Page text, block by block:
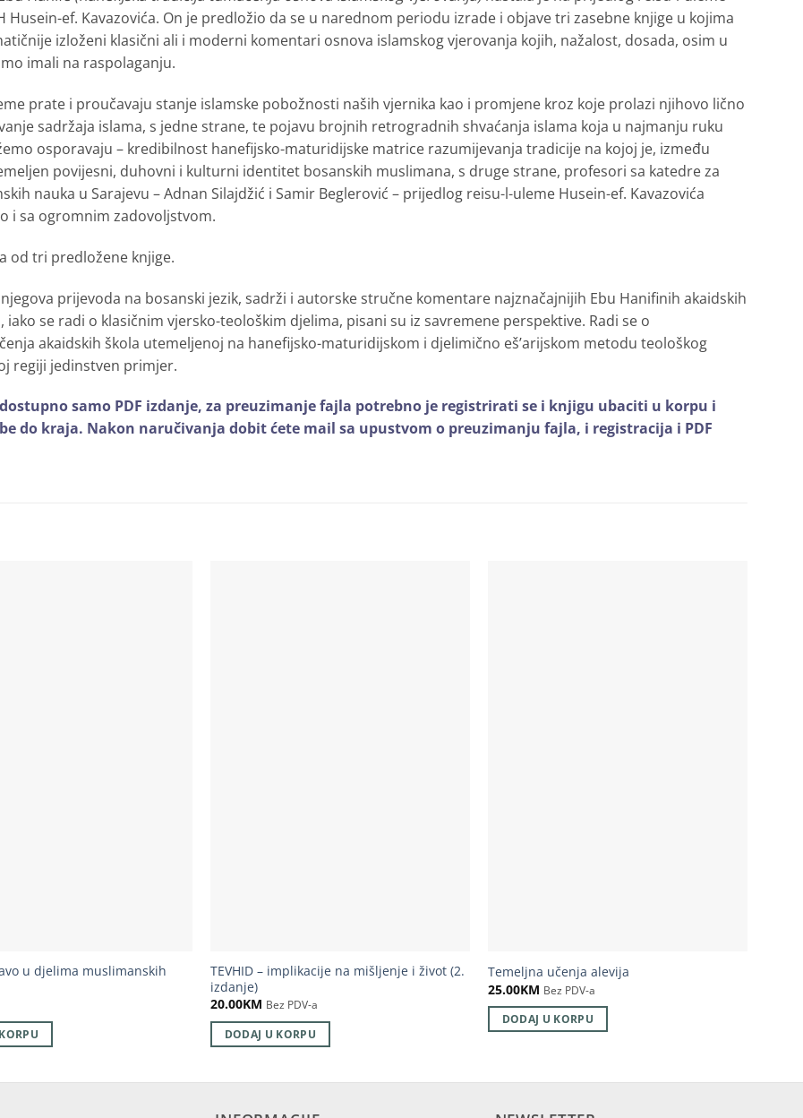
Husein-ef. Kavazovića. On je predložio da se u narednom periodu izrade i objave tri zasebne knjige u kojima
izloženi klasični ali i moderni komentari osnova islamskog vjerovanja kojih, nažalost, dosada, osim u
imali na raspolaganju.
prate i proučavaju stanje islamske pobožnosti naših vjernika kao i promjene kroz koje prolazi njihovo lično
sadržaja islama, s jedne strane, te pojavu brojnih retrogradnih shvaćanja islama koja u najmanju ruku
osporavaju – kredibilnost hanefijsko-maturidijske matrice razumijevanja tradicije na kojoj je, između
povijesni, duhovni i kulturni identitet bosanskih muslimana, s druge strane, profesori sa katedre za
nauka u Sarajevu – Adnan Silajdžić i Samir Beglerović – prijedlog reisu-l-uleme Husein-ef. Kavazovića
i sa ogromnim zadovoljstvom.
od tri predložene knjige.
prijevoda na bosanski jezik, sadrži i autorske stručne komentare najznačajnijih Ebu Hanifinih akaidskih
se radi o klasičnim vjersko-teološkim djelima, pisani su iz savremene perspektive. Radi se o
akaidskih škola utemeljenoj na hanefijsko-maturidijskom i djelimično eš’arijskom metodu teološkog
regiji jedinstven primjer.
samo PDF izdanje, za preuzimanje fajla potrebno je registrirati se i knjigu ubaciti u korpu i
do kraja. Nakon naručivanja dobit ćete mail sa upustvom o preuzimanju fajla, i registracija i PDF
u djelima muslimanskih
TEVHID – implikacije na mišljenje i život (2.
izdanje)
20.00KM Bez PDV-a
DODAJ U KORPU
Temeljna učenja alevija
25.00KM Bez PDV-a
DODAJ U KORPU